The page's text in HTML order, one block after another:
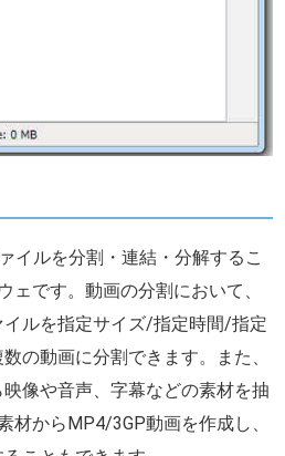
イルを分割・連結・分解するこ
ェです。動画の分割において、
ルを指定サイズ/指定時間/指定
の動画に分割できます。また、
像や音声、字幕などの素材を抽
材からMP4/3GP動画を作成し、